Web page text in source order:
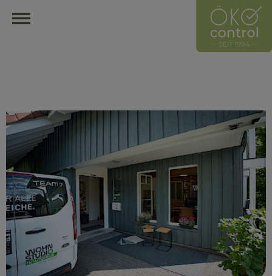
ÜBERBLICK
ÜBER UNS
UNSER LEITZEICHEN
HÄNDLER
HERSTELLER
MITGLIED WERDEN
HÄNDLER FINDEN
ÖKOLOGISCH EINRICHTEN